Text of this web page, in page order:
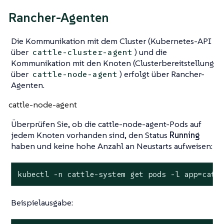
Rancher-Agenten
Die Kommunikation mit dem Cluster (Kubernetes-API
über cattle-cluster-agent ) und die
Kommunikation mit den Knoten (Clusterbereitstellung
über cattle-node-agent ) erfolgt über Rancher-
Agenten.
cattle-node-agent
Überprüfen Sie, ob die cattle-node-agent-Pods auf
jedem Knoten vorhanden sind, den Status Running
haben und keine hohe Anzahl an Neustarts aufweisen:
kubectl -n cattle-system get pods -l
Beispielausgabe: